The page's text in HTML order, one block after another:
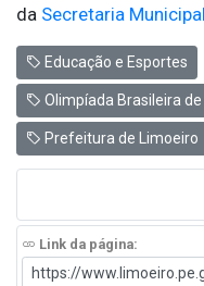
da Secretaria
Educação e Esportes
Olimpíada Brasileira
Prefeitura de Limoeiro
Link da página: